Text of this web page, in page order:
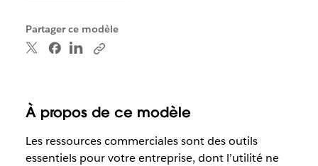
Partager ce modèle
À propos de ce modèle
Les ressources commerciales sont des outils
essentiels pour votre entreprise, dont l’utilité ne